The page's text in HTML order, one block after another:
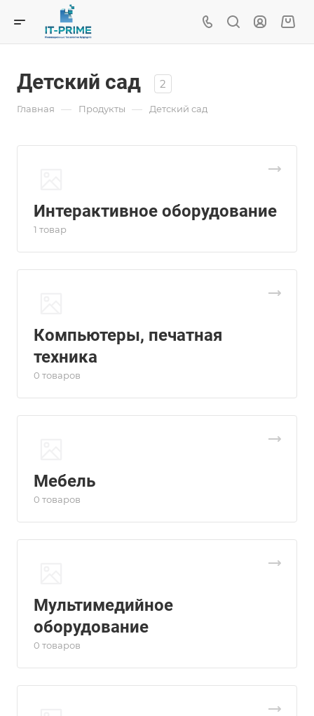
Детский сад 2
Главная — Продукты — Детский сад
Интерактивное оборудование
1 товар
Компьютеры, печатная
техника
0 товаров
Мебель
0 товаров
Мультимедийное
оборудование
0 товаров